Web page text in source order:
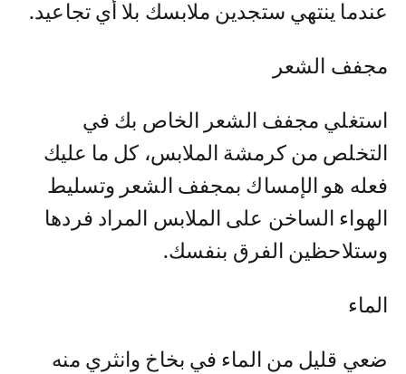
عندما ينتهي ستجدين ملابسك بلا أي تجاعيد.
مجفف الشعر
استغلي مجفف الشعر الخاص بك في
التخلص من كرمشة الملابس، كل ما عليك
فعله هو الإمساك بمجفف الشعر وتسليط
الهواء الساخن على الملابس المراد فردها
وستلاحظين الفرق بنفسك.
الماء
ضعي قليل من الماء في بخاخ وانثري منه